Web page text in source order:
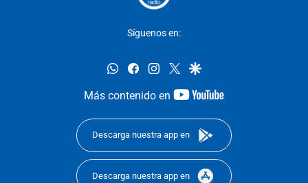
Síguenos en:
whatsappfacebookinstagram
twittergoogle
Más contenido en
youtube-
Descarga nuestra app en
Descarga nuestra app en